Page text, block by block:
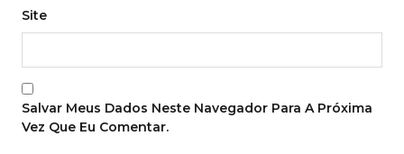
Site
Salvar Meus Dados Neste Navegador Para A Próxima
Vez Que Eu Comentar.